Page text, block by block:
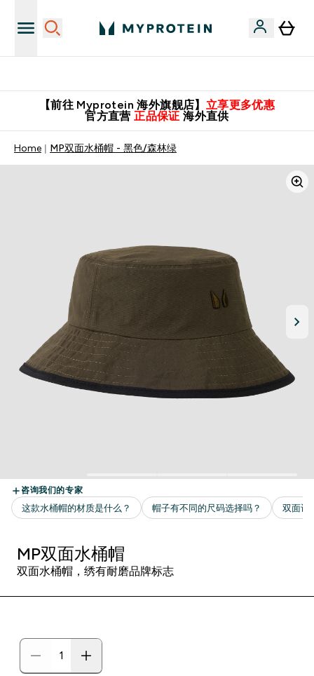
【前往 Myprotein 海外旗舰店】 立享更多优惠
官方直营 正品保证 海外直供
Home MP双面水桶帽 - 黑色/森林绿
MP双面水桶帽
双面水桶帽，绣有耐磨品牌标志